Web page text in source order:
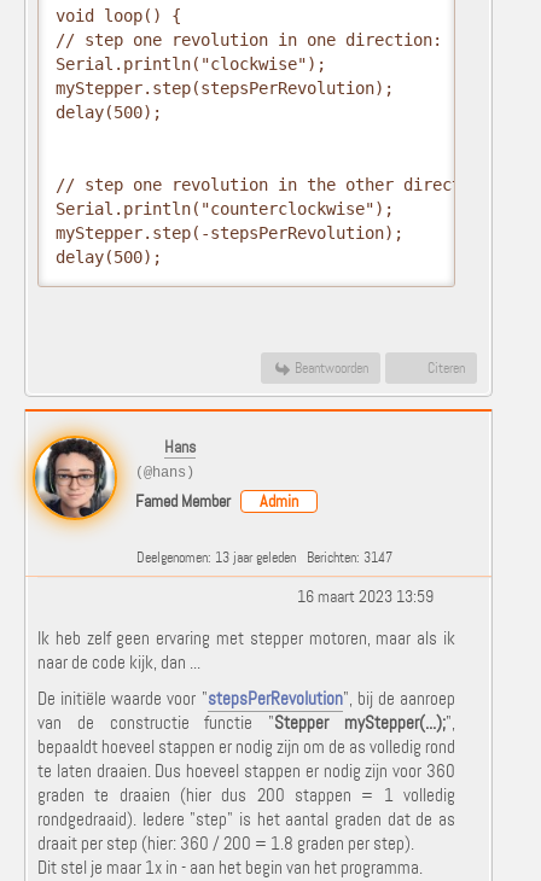
void loop() {
// step one revolution in one direction:
Serial.println("clockwise");
myStepper.step(stepsPerRevolution);
delay(500);
// step one revolution in the other direction:
Serial.println("counterclockwise");
myStepper.step(-stepsPerRevolution);
delay(500);
Beantwoorden Citeren
Hans
(@hans)
Famed Member Admin
Deelgenomen: 13 jaar geleden Berichten: 3147
16 maart 2023 13:59
Ik heb zelf geen ervaring met stepper motoren, maar als ik
naar de code kijk, dan ...
De initiële waarde voor "stepsPerRevolution", bij de aanroep
van de constructie functie "Stepper myStepper(...);",
bepaaldt hoeveel stappen er nodig zijn om de as volledig rond
te laten draaien. Dus hoeveel stappen er nodig zijn voor 360
graden te draaien (hier dus 200 stappen = 1 volledig
rondgedraaid). Iedere "step" is het aantal graden dat de as
draait per step (hier: 360 / 200 = 1.8 graden per step).
Dit stel je maar 1x in - aan het begin van het programma.